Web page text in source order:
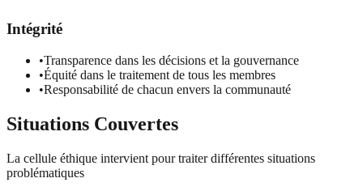
Intégrité
•Transparence dans les décisions et la gouvernance
•Équité dans le traitement de tous les membres
•Responsabilité de chacun envers la communauté
Situations Couvertes
La cellule éthique intervient pour traiter différentes situations
problématiques